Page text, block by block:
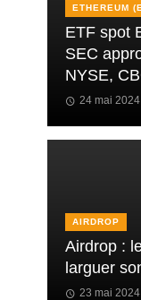
ETHEREUM
ETF spot
SEC
NYSE,
24 mai 2024
AIRDROP
Airdrop :
larguer
23 mai 2024